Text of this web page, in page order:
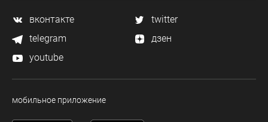
вконтакте
twitter
telegram
дзен
youtube
мобильное приложение